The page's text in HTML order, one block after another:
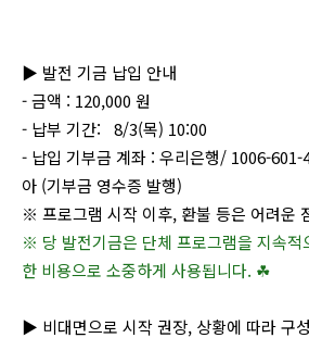
▶ 발전 기금 납입 안내
- 금액 : 120,000 원
- 납부 기간: 8/3(목) 10:00
- 납입 기부금 계좌 : 우리은행/ 1006-
아 (기부금 영수증 발행)
※ 프로그램 시작 이후, 환불 등은 어려운
※ 당 발전기금은 단체 프로그램을 지속적
한 비용으로 소중하게 사용됩니다. ☘
▶ 비대면으로 시작 권장, 상황에 따라 구